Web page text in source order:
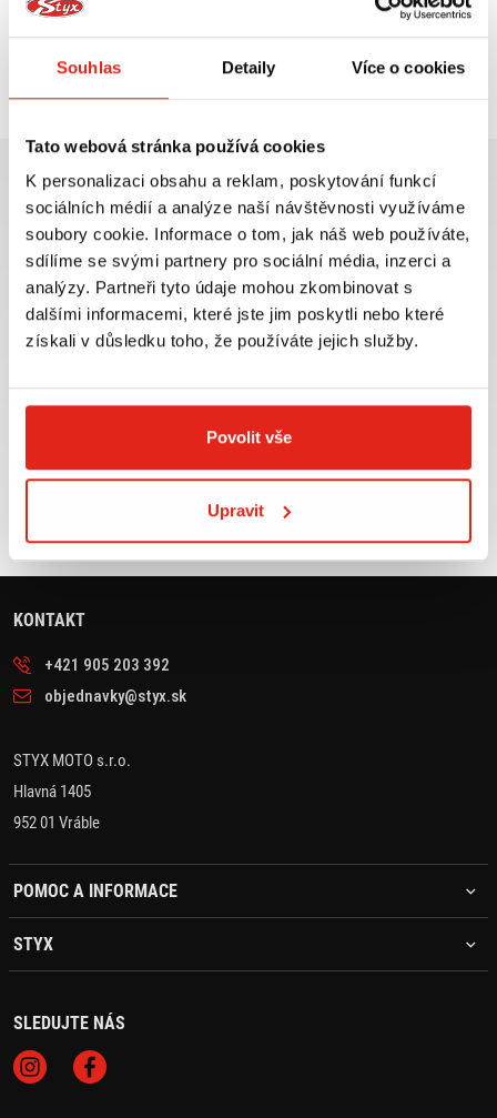
Souhlas Detaily Více o cookies
Tato webová stránka používá cookies
K personalizaci obsahu a reklam, poskytování funkcí
sociálních médií a analýze naší návštěvnosti využíváme
soubory cookie. Informace o tom, jak náš web používáte,
sdílíme se svými partnery pro sociální média, inzerci a
analýzy. Partneři tyto údaje mohou zkombinovat s
dalšími informacemi, které jste jim poskytli nebo které
získali v důsledku toho, že používáte jejich služby.
Povolit vše
Upravit
Největší výběr moto
příslušenství ihned k
odběru
VÍCE INFO
Doprava ZDARMA pro
objednávky nad 2499 kč v
rámci ČR
VÍCE INFO
Zboží SKLADEM
Výměna velikosti ZDARMA
KONTAKT
+421 905 203 392
objednavky@styx.sk
STYX MOTO s.r.o.
Hlavná 1405
952 01 Vráble
POMOC A INFORMACE
STYX
SLEDUJTE NÁS